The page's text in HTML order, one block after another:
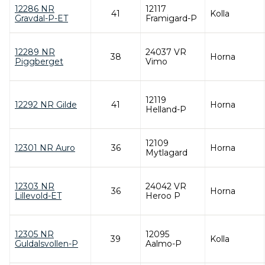
12286 NR
Gravdal-P-ET
41
12117
Framigard-P
Kolla
12289 NR
Piggberget
38
24037 VR
Vimo
Horna
12292 NR Gilde 41
12119
Helland-P
Horna
12301 NR Auro 36
12109
Mytlagard
Horna
12303 NR
Lillevold-ET
36
24042 VR
Heroo P
Horna
12305 NR
Guldalsvollen-P
39
12095
Aalmo-P
Kolla